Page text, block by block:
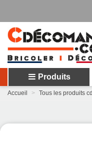
Produits
Accueil > Tous les produits